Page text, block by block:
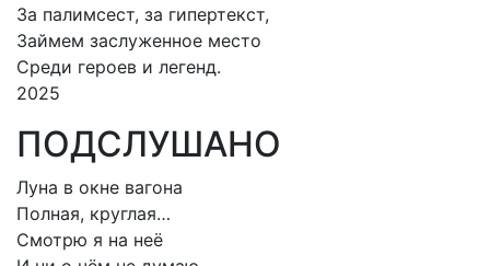
За палимсест, за гипертекст,
Займем заслуженное место
Среди героев и легенд.
2025
ПОДСЛУШАНО
Луна в окне вагона
Полная, круглая…
Смотрю я на неё